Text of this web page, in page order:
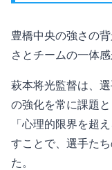
豊橋中央の強さの
さとチームの一体感
萩本将光監督は、
の強化を常に課題
「心理的限界を超
すことで、選手た
た。